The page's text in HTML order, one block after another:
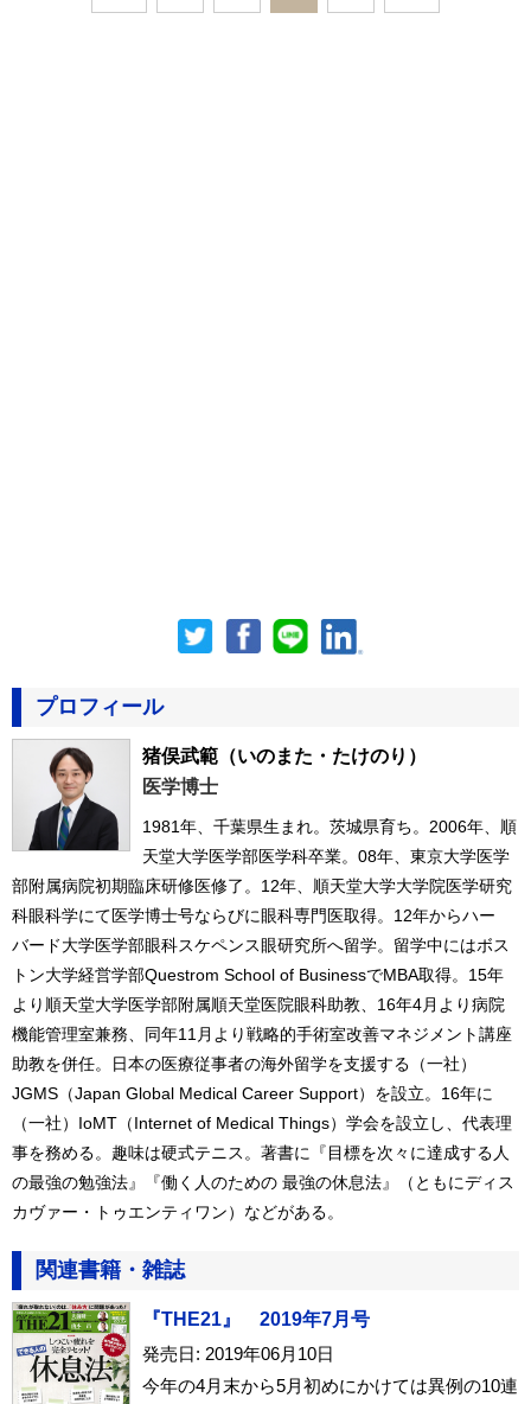
プロフィール
猪俣武範 （いのまた・たけのり）
医学博士
1981年、千葉県生まれ。茨城県育ち。2006年、順
天堂大学医学部医学科卒業。08年、東京大学医学
部附属病院初期臨床研修医修了。12年、順天堂大学大学院医学研究
科眼科学にて医学博士号ならびに眼科専門医取得。12年からハー
バード大学医学部眼科スケペンス眼研究所へ留学。留学中にはボス
トン大学経営学部Questrom School of BusinessでMBA取得。15年
より順天堂大学医学部附属順天堂医院眼科助教、16年4月より病院
機能管理室兼務、同年11月より戦略的手術室改善マネジメント講座
助教を併任。日本の医療従事者の海外留学を支援する（一社）
JGMS（Japan Global Medical Career Support）を設立。16年に
（一社）IoMT（Internet of Medical Things）学会を設立し、代表理
事を務める。趣味は硬式テニス。著書に『目標を次々に達成する人
の最強の勉強法』『働く人のための 最強の休息法』（ともにディス
カヴァー・トゥエンティワン）などがある。
関連書籍・雑誌
『THE21』 2019年7月号
発売日: 2019年06月10日
今年の4月末から5月初めにかけては異例の10連